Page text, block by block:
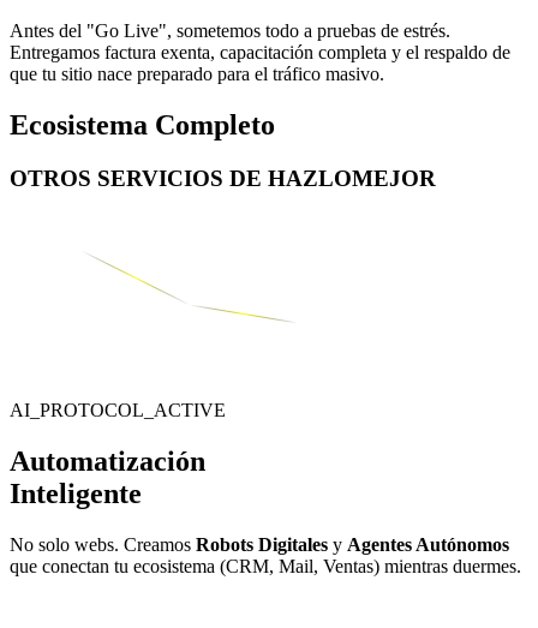
Antes del "Go Live", sometemos todo a pruebas de estrés.
Entregamos factura exenta, capacitación completa y el respaldo de
que tu sitio nace preparado para el tráfico masivo.
Ecosistema Completo
OTROS SERVICIOS DE HAZLOMEJOR
AI_PROTOCOL_ACTIVE
Automatización
Inteligente
No solo webs. Creamos Robots Digitales y Agentes Autónomos
que conectan tu ecosistema (CRM, Mail, Ventas) mientras duermes.